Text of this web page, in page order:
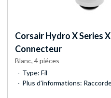
CorsairHydro X Series
Connecteur
Blanc, 4 piéces
Type: Fil
Plus d'informations: